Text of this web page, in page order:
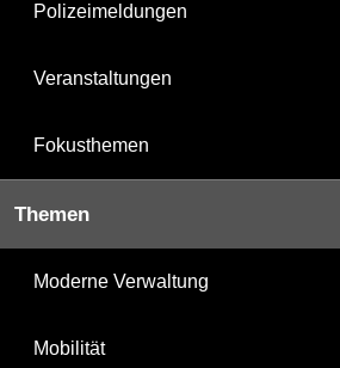
Polizeimeldungen
Veranstaltungen
Fokusthemen
Themen
Moderne Verwaltung
Mobilität